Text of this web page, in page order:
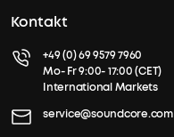
Kontakt
+49 (0) 69 9579 7960
Mo- Fr 9:00- 17:00 (CET)
International Markets
service@soundcore.com